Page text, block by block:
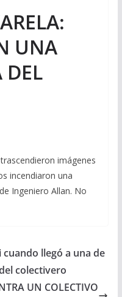
UNA
imágenes
incendiaron una
Ingeniero Allan. No
llegó a una de
colectivero
UN COLECTIVO